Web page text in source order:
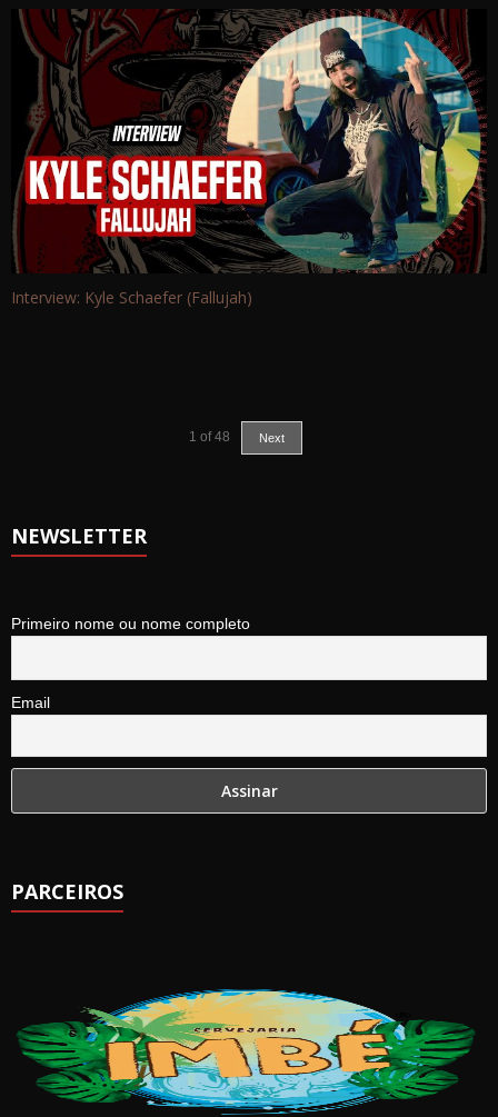
Interview: Kyle Schaefer (Fallujah)
1 of 48 Next
NEWSLETTER
Primeiro nome ou nome completo
Email
PARCEIROS